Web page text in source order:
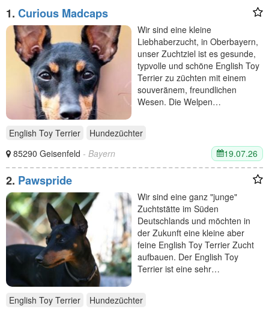
1. Curious Madcaps
Wir sind eine kleine
Liebhaberzucht, in Oberbayern,
unser Zuchtziel ist es gesunde,
typvolle und schöne English Toy
Terrier zu züchten mit einem
souveränem, freundlichen
Wesen. Die Welpen…
English Toy Terrier
Hundezüchter
85290 Geisenfeld - Bayern 19.07.26
2. Pawspride
Wir sind eine ganz "junge"
Zuchtstätte im Süden
Deutschlands und möchten in
der Zukunft eine kleine aber
feine English Toy Terrier Zucht
aufbauen. Der English Toy
Terrier ist eine sehr…
English Toy Terrier
Hundezüchter